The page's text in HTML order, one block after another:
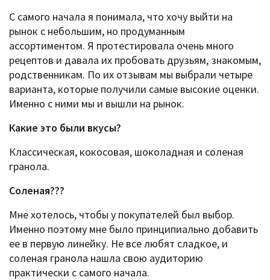
С самого начала я понимала, что хочу выйти на
рынок с небольшим, но продуманным
ассортиментом. Я протестировала очень много
рецептов и давала их пробовать друзьям, знакомым,
родственникам. По их отзывам мы выбрали четыре
варианта, которые получили самые высокие оценки.
Именно с ними мы и вышли на рынок.
Какие это были вкусы?
Классическая, кокосовая, шоколадная и соленая
гранола.
Соленая???
Мне хотелось, чтобы у покупателей был выбор.
Именно поэтому мне было принципиально добавить
ее в первую линейку. Не все любят сладкое, и
соленая гранола нашла свою аудиторию
практически с самого начала.